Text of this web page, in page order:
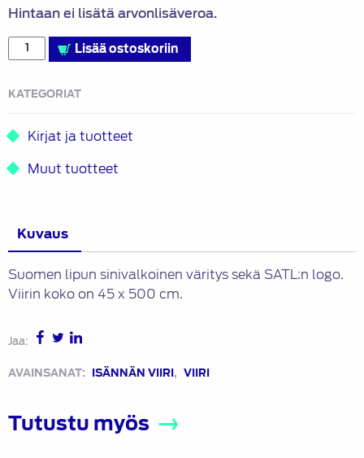
Hintaan ei lisätä arvonlisäveroa.
Isännän
viiri
Lisää ostoskoriin
KATEGORIAT
Kirjat ja tuotteet
Muut tuotteet
Kuvaus
Suomen lipun sinivalkoinen väritys sekä SATL:n logo.
Viirin koko on 45 x 500 cm.
AVAINSANAT: ISÄNNÄN VIIRI, VIIRI
Jaa:
Tutustu myös